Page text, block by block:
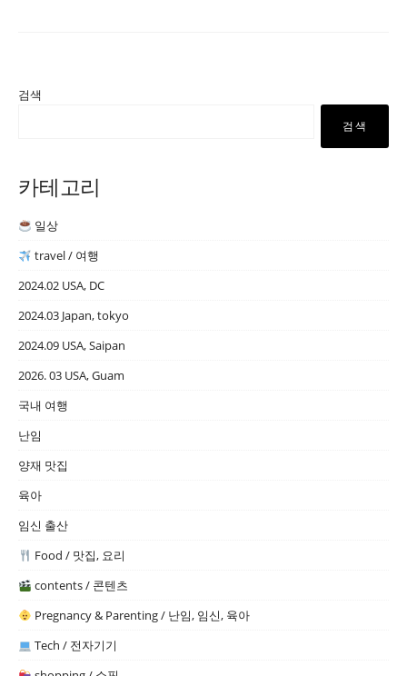
검색
검색
카테고리
일상
travel / 여행
2024.02 USA, DC
2024.03 Japan, tokyo
2024.09 USA, Saipan
2026. 03 USA, Guam
국내 여행
난임
양재 맛집
육아
임신 출산
Food / 맛집, 요리
contents / 콘텐츠
Pregnancy & Parenting / 난임, 임신, 육아
Tech / 전자기기